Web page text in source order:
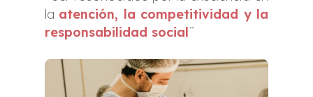
la atención, la competitividad y la
responsabilidad social¨